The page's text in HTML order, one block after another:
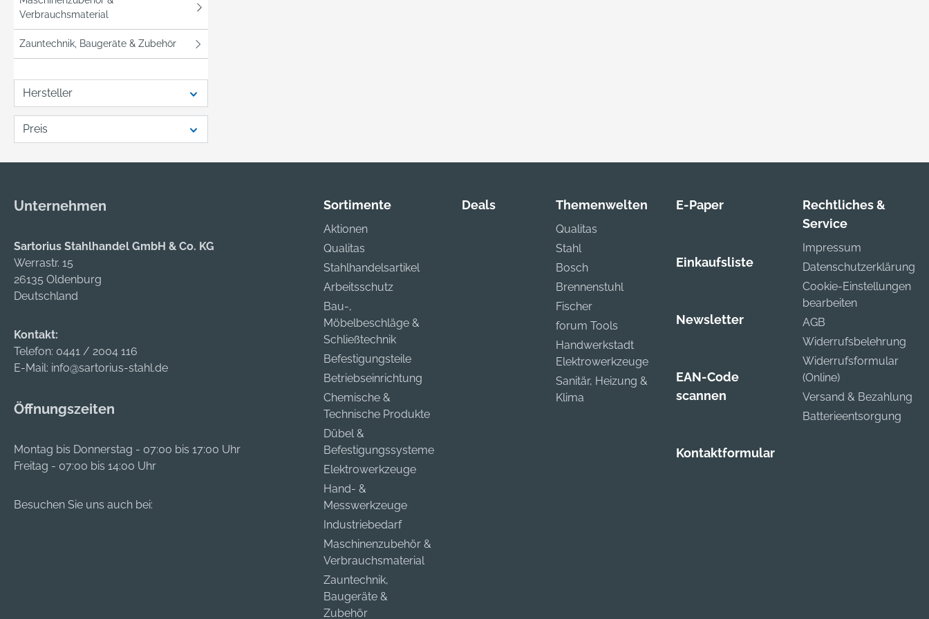
Verbrauchsmaterial
Zauntechnik, Baugeräte & Zubehör
Hersteller
Preis
und Zahlenschloss
formstabilen
Endkappen, ohne Inhalt.
Stoßkantenschutz •
Kippzylinderschlösser
Endkappen, ohne Inhalt.
Deutscher Eisenhändler
• Ergonomischer Griff
Aluminiumrahmen mit
und Zahlenschloss
Lieferung: Mit zwei
Trennstegen und 8
Endkappen, ohne Inhalt.
Hersteller:
Einkaufsbüro
Deutscher Eisenhändler
GmbH, EDE Platz 1,
webkontakt@ede.de
Unternehmen
Sartorius Stahlhandel GmbH & Co. KG
Werrastr. 15
26135 Oldenburg
Deutschland
Kontakt:
Telefon: 0441 / 2004 116
E-Mail: info@sartorius-stahl.de
Öffnungszeiten
Montag bis Donnerstag - 07:00 bis 17:00 Uhr
Freitag - 07:00 bis 14:00 Uhr
Besuchen Sie uns auch bei:
Sortimente
Aktionen
Qualitas
Stahlhandelsartikel
Arbeitsschutz
Bau-,
Möbelbeschläge &
Schließtechnik
Befestigungsteile
Betriebseinrichtung
Chemische &
Technische Produkte
Dübel &
Befestigungssysteme
Elektrowerkzeuge
Hand- &
Messwerkzeuge
Industriebedarf
Maschinenzubehör &
Verbrauchsmaterial
Zauntechnik,
Baugeräte &
Zubehör
Deals Themenwelten
Qualitas
Stahl
Bosch
Brennenstuhl
Fischer
forum Tools
Handwerkstadt
Elektrowerkzeuge
Sanitär, Heizung &
Klima
E-Paper
Einkaufsliste
Newsletter
EAN-Code
scannen
Kontaktformular
Rechtliches &
Service
Impressum
Datenschutzerklärung
Cookie-Einstellungen
bearbeiten
AGB
Widerrufsbelehrung
Widerrufsformular
(Online)
Versand & Bezahlung
Batterieentsorgung